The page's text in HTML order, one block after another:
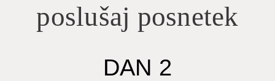
poslušaj posnetek
DAN 2